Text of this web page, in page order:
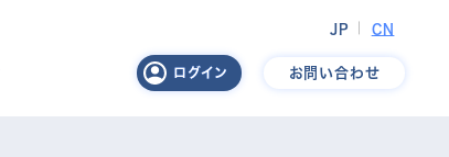
ログイン
JP CN
お問い合わせ